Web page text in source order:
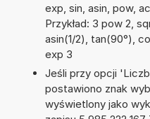
exp, sin, asin, pow,
Przykład: 3 pow 2,
asin(1/2), tan(90°),
exp 3
Jeśli przy opcji
postawiono znak
wyświetlony jako